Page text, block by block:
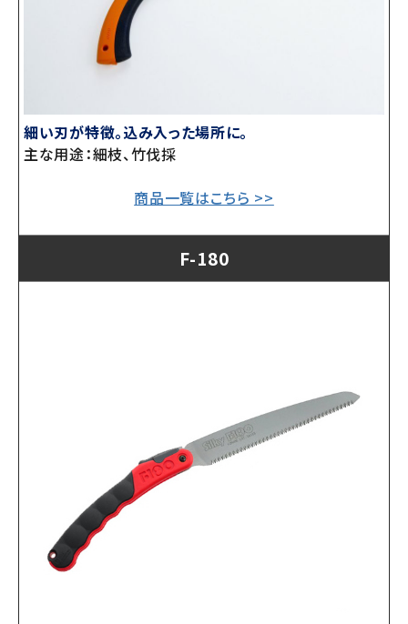
細い刃が特徴。込み入った場所に。
主な用途：細枝、竹伐採
商品一覧はこちら >>
F-180